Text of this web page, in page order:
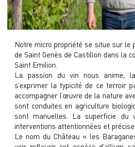
Notre micro propriété se situe sur le
de Saint Genès de Castillon dans la
Saint Emilion.
La passion du vin nous anime,
s’exprimer la typicité de ce terroir
accompagner l’œuvre de la nature
sont conduites en agriculture
sont manuelles. La superficie du
interventions attentionnées et
Le nom du Château « les